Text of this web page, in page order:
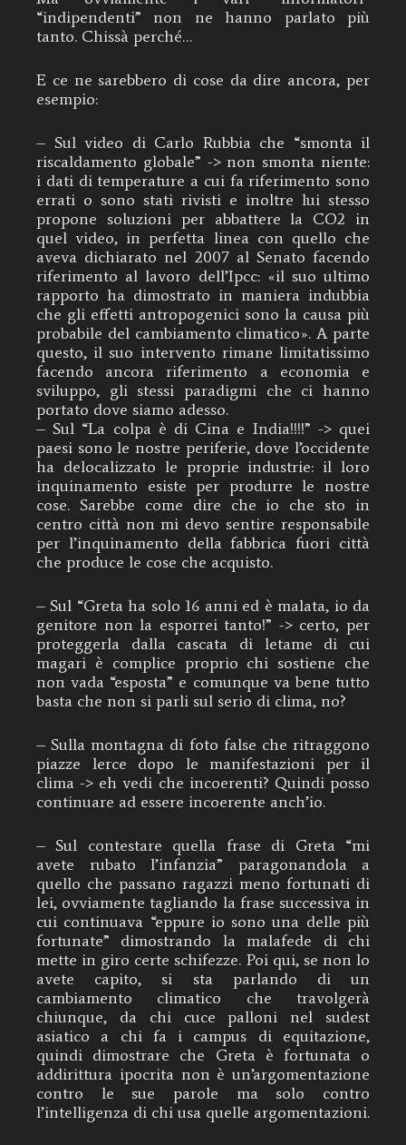
“indipendenti” non ne hanno parlato più
tanto. Chissà perché…
E ce ne sarebbero di cose da dire ancora, per
esempio:
– Sul video di Carlo Rubbia che “smonta il
riscaldamento globale” -> non smonta niente:
i dati di temperature a cui fa riferimento sono
errati o sono stati rivisti e inoltre lui stesso
propone soluzioni per abbattere la CO2 in
quel video, in perfetta linea con quello che
aveva dichiarato nel 2007 al Senato facendo
riferimento al lavoro dell’Ipcc: «il suo ultimo
rapporto ha dimostrato in maniera indubbia
che gli effetti antropogenici sono la causa più
probabile del cambiamento climatico». A parte
questo, il suo intervento rimane limitatissimo
facendo ancora riferimento a economia e
sviluppo, gli stessi paradigmi che ci hanno
portato dove siamo adesso.
– Sul “La colpa è di Cina e India!!!!” -> quei
paesi sono le nostre periferie, dove l’occidente
ha delocalizzato le proprie industrie: il loro
inquinamento esiste per produrre le nostre
cose. Sarebbe come dire che io che sto in
centro città non mi devo sentire responsabile
per l’inquinamento della fabbrica fuori città
che produce le cose che acquisto.
– Sul “Greta ha solo 16 anni ed è malata, io da
genitore non la esporrei tanto!” -> certo, per
proteggerla dalla cascata di letame di cui
magari è complice proprio chi sostiene che
non vada “esposta” e comunque va bene tutto
basta che non si parli sul serio di clima, no?
– Sulla montagna di foto false che ritraggono
piazze lerce dopo le manifestazioni per il
clima -> eh vedi che incoerenti? Quindi posso
continuare ad essere incoerente anch’io.
– Sul contestare quella frase di Greta “mi
avete rubato l’infanzia” paragonandola a
quello che passano ragazzi meno fortunati di
lei, ovviamente tagliando la frase successiva in
cui continuava “eppure io sono una delle più
fortunate” dimostrando la malafede di chi
mette in giro certe schifezze. Poi qui, se non lo
avete capito, si sta parlando di un
cambiamento climatico che travolgerà
chiunque, da chi cuce palloni nel sudest
asiatico a chi fa i campus di equitazione,
quindi dimostrare che Greta è fortunata o
addirittura ipocrita non è un’argomentazione
contro le sue parole ma solo contro
l’intelligenza di chi usa quelle argomentazioni.